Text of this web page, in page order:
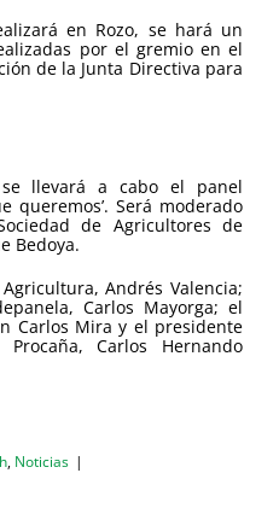
en Rozo, se hará un
por el gremio en el
de la Junta Directiva para
llevará a cabo el panel
queremos’. Será moderado
de Agricultores de
Bedoya.
Andrés Valencia;
Carlos Mayorga; el
Carlos Mira y el presidente
Carlos Hernando
, Noticias |